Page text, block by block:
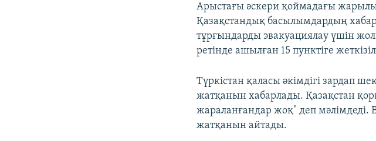
Арыстағы әскери қоймадағы
Қазақстандық басылымдардың
тұрғындарды эвакуациялау үшін
ретінде ашылған 15 пунктіге
Түркістан қаласы әкімдігі зардап
жатқанын хабарлады. Қазақстан
жараланғандар жоқ" деп мәлімдеді.
жатқанын айтады.